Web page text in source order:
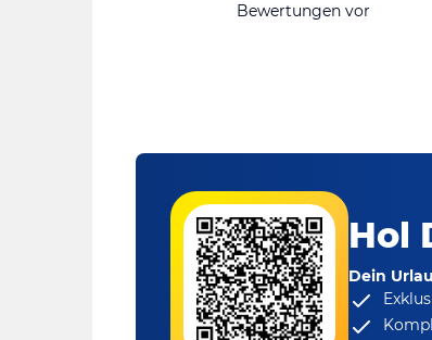
Bewertungen vor
Hol
Dein